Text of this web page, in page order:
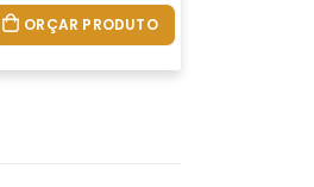
ORÇAR PRODUTO